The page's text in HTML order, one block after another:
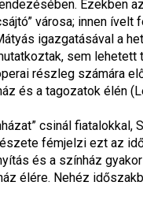
városa; innen
igazgatásával a
sem
részleg számára
és a tagozatok élén
csinál
fémjelzi ezt az
és a színház
élére. Nehéz